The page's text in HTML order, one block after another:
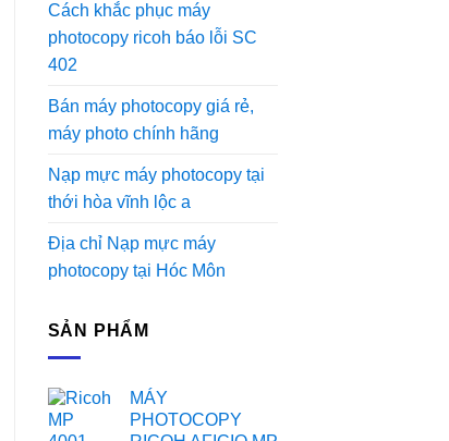
Cách khắc phục máy
photocopy ricoh báo lỗi SC
402
Bán máy photocopy giá rẻ,
máy photo chính hãng
Nạp mực máy photocopy tại
thới hòa vĩnh lộc a
Địa chỉ Nạp mực máy
photocopy tại Hóc Môn
SẢN PHẨM
MÁY
PHOTOCOPY